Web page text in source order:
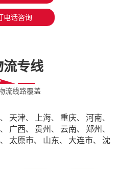
电话咨询
流专线
流线路覆盖
、 天津、 上海、 重庆、 河南、
、 广西、 贵州 、 云南、 郑州 、
、 太原市、 山东、 大连市、
沈